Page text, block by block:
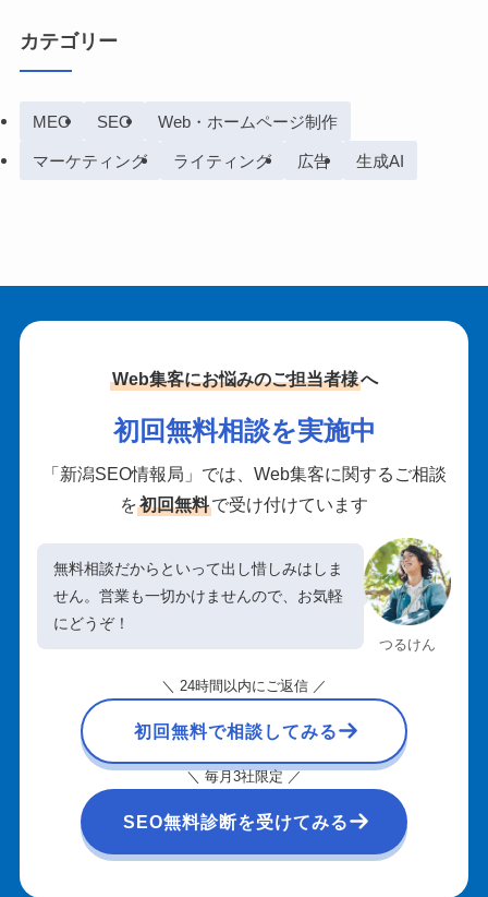
カテゴリー
MEO SEO Web・ホームページ制作
マーケティング ライティング 広告 生成AI
Web集客にお悩みのご担当者様へ
初回無料相談を実施中
「新潟SEO情報局」では、Web集客に関するご相談
を初回無料で受け付けています
無料相談だからといって出し惜しみはしま
せん。営業も一切かけませんので、お気軽
にどうぞ！
つるけん
＼ 24時間以内にご返信 ／
初回無料で相談してみる
＼ 毎月3社限定 ／
SEO無料診断を受けてみる